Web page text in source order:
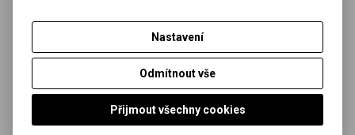
spotřeba zpracovatelských lázní a vody.
Parametry
Dotaz na výrobek
Nastavení
Odmítnout vše
Přijmout všechny cookies